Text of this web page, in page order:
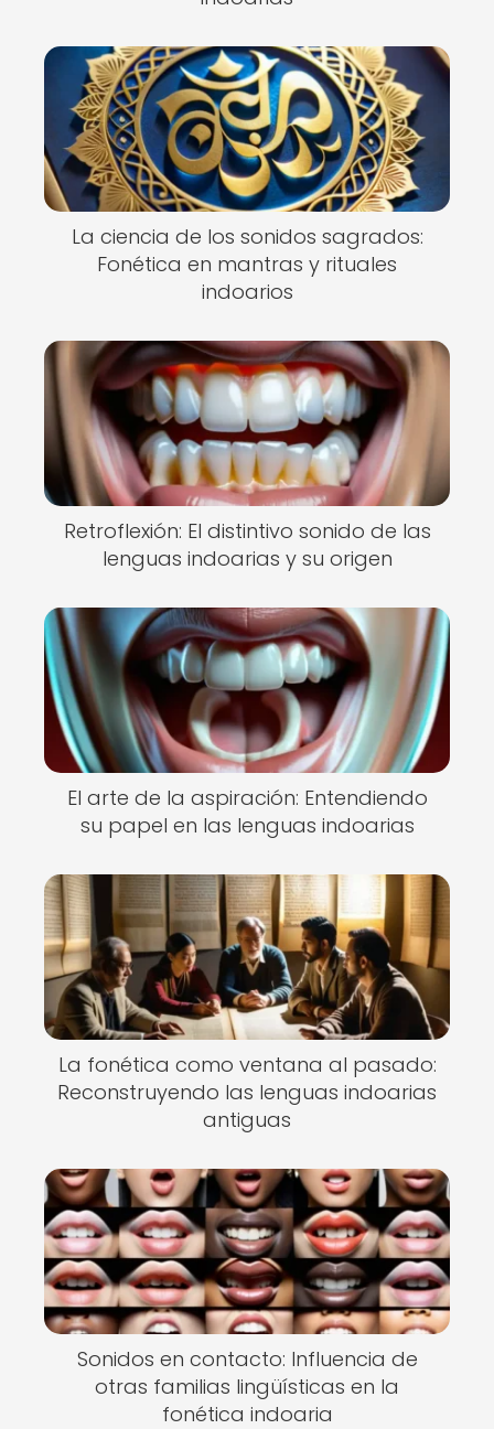
La ciencia de los sonidos sagrados:
Fonética en mantras y rituales
indoarios
Retroflexión: El distintivo sonido de las
lenguas indoarias y su origen
El arte de la aspiración: Entendiendo
su papel en las lenguas indoarias
La fonética como ventana al pasado:
Reconstruyendo las lenguas indoarias
antiguas
Sonidos en contacto: Influencia de
otras familias lingüísticas en la
fonética indoaria